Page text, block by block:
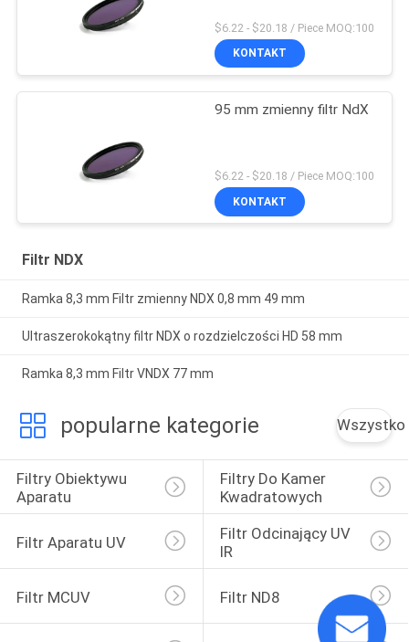
$6.22 - $20.18 / Piece MOQ:100
KONTAKT
95 mm zmienny filtr NdX
$6.22 - $20.18 / Piece MOQ:100
KONTAKT
Filtr NDX
Ramka 8,3 mm Filtr zmienny NDX 0,8 mm 49 mm
Ultraszerokokątny filtr NDX o rozdzielczości HD 58 mm
Ramka 8,3 mm Filtr VNDX 77 mm
popularne kategorie Wszystko
Filtry Obiektywu
Aparatu
Filtry Do Kamer
Kwadratowych
Filtr Aparatu UV
Filtr Odcinający UV
IR
Filtr MCUV Filtr ND8